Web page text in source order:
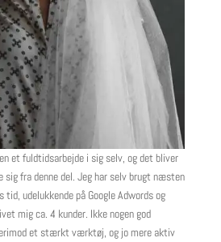
et fuldtidsarbejde i sig selv, og det bliver
fra denne del. Jeg har selv brugt næsten
udelukkende på Google Adwords og
mig ca. 4 kunder. Ikke nogen god
et stærkt værktøj, og jo mere aktiv